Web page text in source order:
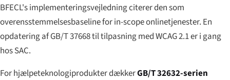
BFECL's implementeringsvejledning citerer den som
overensstemmelses­baseline for in-scope onlinetjenester. En
opdatering af GB/T 37668 til tilpasning med WCAG 2.1 er i gang
hos SAC.
For hjælpeteknologiprodukter dækkerGB/T 32632-serien